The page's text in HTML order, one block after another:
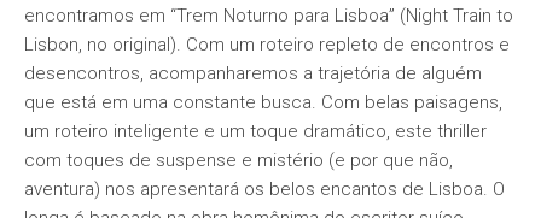
encontramos em “Trem Noturno para Lisboa” (Night Train to
Lisbon, no original). Com um roteiro repleto de encontros e
desencontros, acompanharemos a trajetória de alguém
que está em uma constante busca. Com belas paisagens,
um roteiro inteligente e um toque dramático, este thriller
com toques de suspense e mistério (e por que não,
aventura) nos apresentará os belos encantos de Lisboa. O